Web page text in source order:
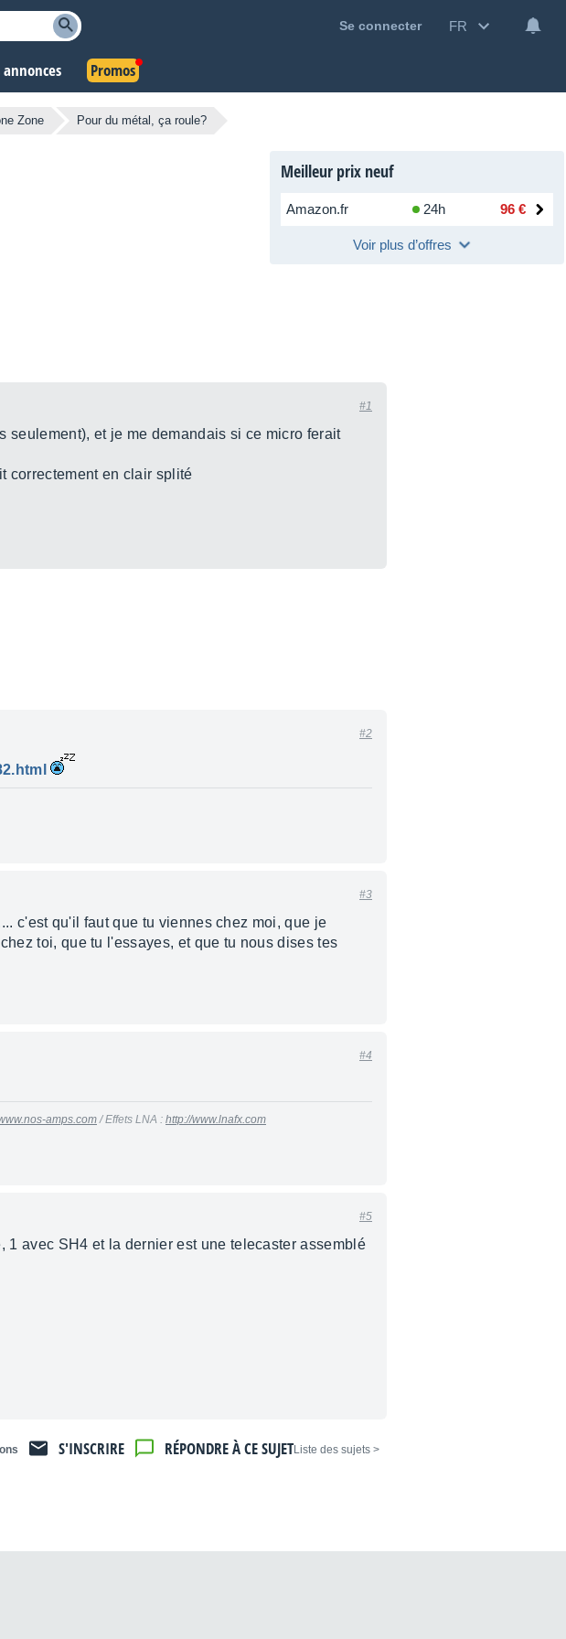
Se connecter FR
Promos
Zone Pour du métal, ça roule?
Meilleur prix neuf
Amazon.fr 24h 96 €
Voir plus d’offres
#1
seulement), et je me demandais si ce micro ferait
correctement en clair splité
#2
#3
c'est qu'il faut que tu viennes chez moi, que je
toi, que tu l'essayes, et que tu nous dises tes
#4
amps.com/ Effets LNA : http://www.lnafx.com
#5
avec SH4 et la dernier est une telecaster assemblé
< Liste des sujets
RÉPONDRE À CE SUJET
S'INSCRIRE